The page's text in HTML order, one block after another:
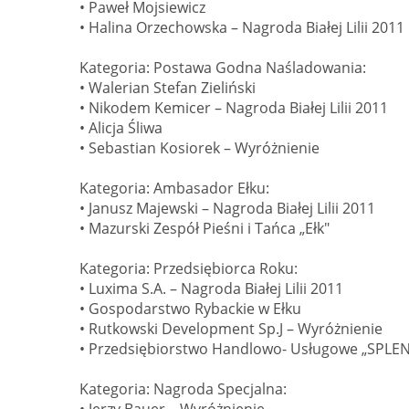
• Paweł Mojsiewicz
• Halina Orzechowska – Nagroda Białej Lilii 2011
Kategoria: Postawa Godna Naśladowania:
• Walerian Stefan Zieliński
• Nikodem Kemicer – Nagroda Białej Lilii 2011
• Alicja Śliwa
• Sebastian Kosiorek – Wyróżnienie
Kategoria: Ambasador Ełku:
• Janusz Majewski – Nagroda Białej Lilii 2011
• Mazurski Zespół Pieśni i Tańca „Ełk"
Kategoria: Przedsiębiorca Roku:
• Luxima S.A. – Nagroda Białej Lilii 2011
• Gospodarstwo Rybackie w Ełku
• Rutkowski Development Sp.J – Wyróżnienie
• Przedsiębiorstwo Handlowo- Usługowe
Kategoria: Nagroda Specjalna: